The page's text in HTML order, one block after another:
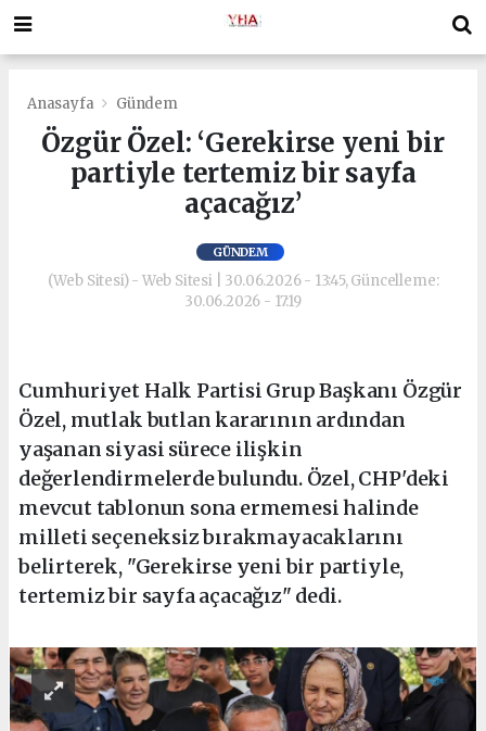
Anasayfa Gündem
Özgür Özel: ‘Gerekirse yeni bir
partiyle tertemiz bir sayfa
açacağız’
GÜNDEM
(Web Sitesi) - Web Sitesi | 30.06.2026 - 13:45, Güncelleme:
30.06.2026 - 17:19
Cumhuriyet Halk Partisi Grup Başkanı Özgür
Özel, mutlak butlan kararının ardından
yaşanan siyasi sürece ilişkin
değerlendirmelerde bulundu. Özel, CHP'deki
mevcut tablonun sona ermemesi halinde
milleti seçeneksiz bırakmayacaklarını
belirterek, "Gerekirse yeni bir partiyle,
tertemiz bir sayfa açacağız" dedi.